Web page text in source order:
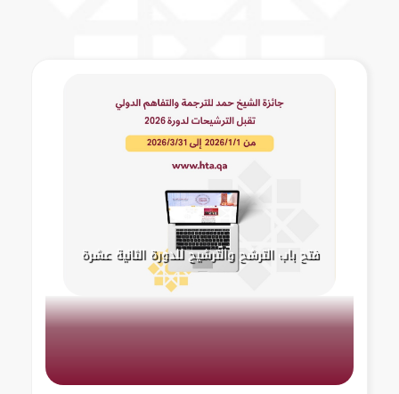
فتح باب الترشح والترشيح للدورة الثانية عشرة